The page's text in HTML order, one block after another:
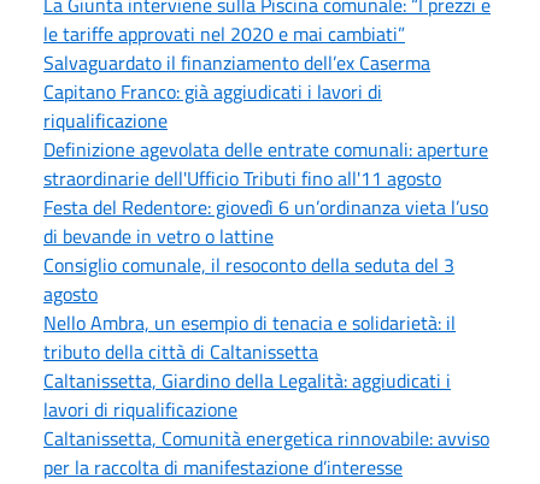
le tariffe approvati nel 2020 e mai cambiati”
Salvaguardato il finanziamento dell’ex Caserma
Capitano Franco: già aggiudicati i lavori di
riqualificazione
Definizione agevolata delle entrate comunali: aperture
straordinarie dell'Ufficio Tributi fino all'11 agosto
Festa del Redentore: giovedì 6 un’ordinanza vieta l’uso
di bevande in vetro o lattine
Consiglio comunale, il resoconto della seduta del 3
agosto
Nello Ambra, un esempio di tenacia e solidarietà: il
tributo della città di Caltanissetta
Caltanissetta, Giardino della Legalità: aggiudicati i
lavori di riqualificazione
Caltanissetta, Comunità energetica rinnovabile: avviso
per la raccolta di manifestazione d’interesse